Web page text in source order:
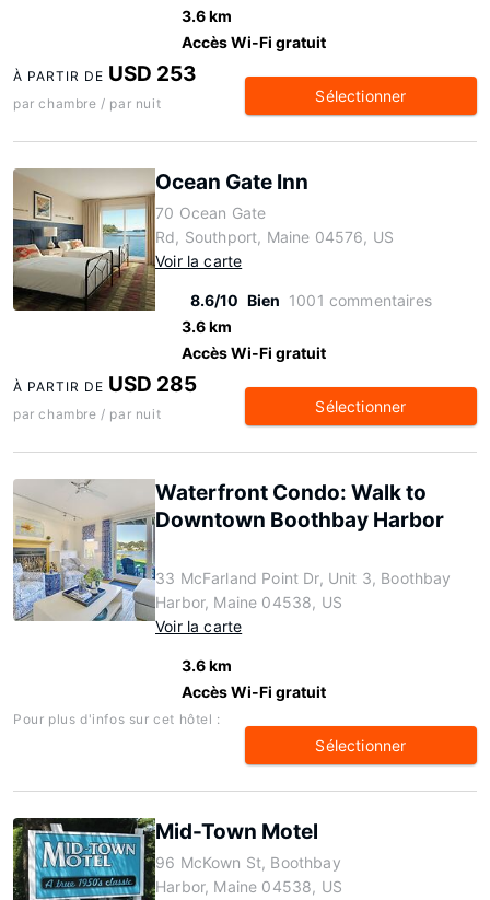
3.6 km
Accès Wi-Fi gratuit
À PARTIR DE USD 253
par chambre / par nuit Sélectionner
Ocean Gate Inn
70 Ocean Gate
Rd, Southport, Maine 04576, US
Voir la carte
8.6/10 Bien 1001 commentaires
3.6 km
Accès Wi-Fi gratuit
À PARTIR DE USD 285
par chambre / par nuit Sélectionner
Waterfront Condo: Walk to
Downtown Boothbay Harbor
33 McFarland Point Dr, Unit 3, Boothbay
Harbor, Maine 04538, US
Voir la carte
3.6 km
Accès Wi-Fi gratuit
Pour plus d'infos sur cet hôtel :
Sélectionner
Mid-Town Motel
96 McKown St, Boothbay
Harbor, Maine 04538, US